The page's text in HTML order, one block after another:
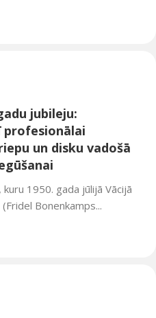
jubileju:
un disku vadošā
1950. gada jūlijā Vācijā
Bonenkamps...